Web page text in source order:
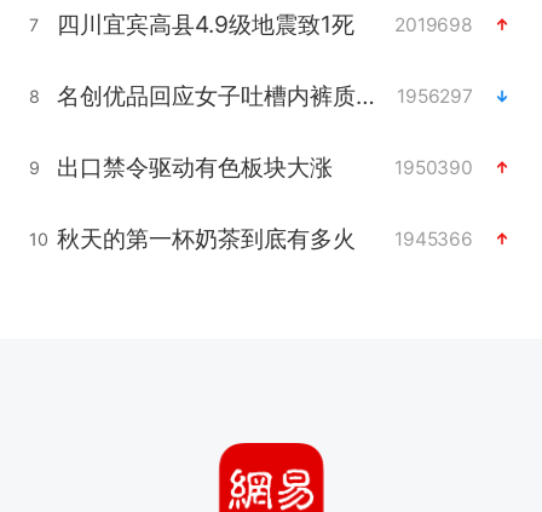
7 四川宜宾高县4.9级地震致1死 2019698
8 名创优品回应女子吐槽内裤质量差 1956297
9 出口禁令驱动有色板块大涨 1950390
10 秋天的第一杯奶茶到底有多火 1945366